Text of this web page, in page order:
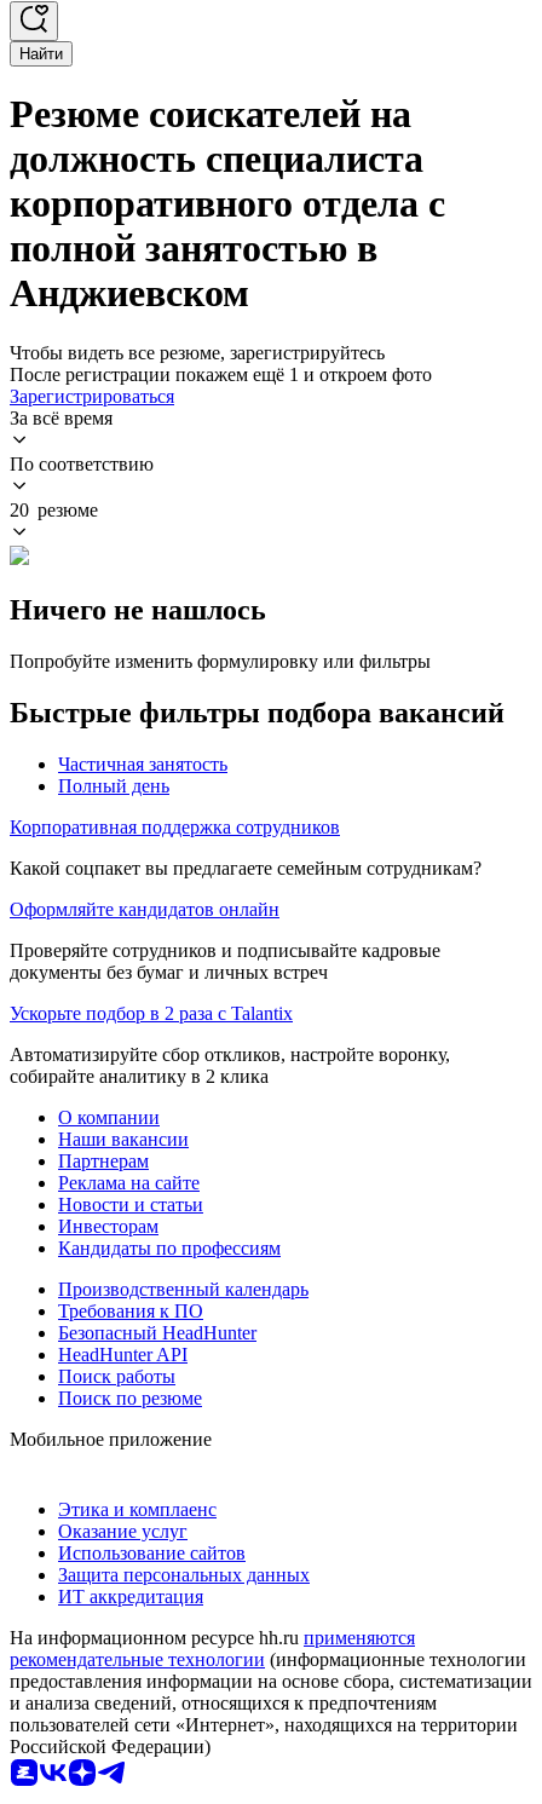
Найти
Резюме соискателей на
должность специалиста
корпоративного отдела с
полной занятостью в
Анджиевском
Чтобы видеть все резюме, зарегистрируйтесь
После регистрации покажем ещё 1 и откроем фото
Зарегистрироваться
За всё время
По соответствию
20 резюме
Ничего не нашлось
Попробуйте изменить формулировку или фильтры
Быстрые фильтры подбора вакансий
Частичная занятость
Полный день
Корпоративная поддержка сотрудников
Какой соцпакет вы предлагаете семейным сотрудникам?
Оформляйте кандидатов онлайн
Проверяйте сотрудников и подписывайте кадровые
документы без бумаг и личных встреч
Ускорьте подбор в 2 раза с Talantix
Автоматизируйте сбор откликов, настройте воронку,
собирайте аналитику в 2 клика
О компании
Наши вакансии
Партнерам
Реклама на сайте
Новости и статьи
Инвесторам
Кандидаты по профессиям
Производственный календарь
Требования к ПО
Безопасный HeadHunter
HeadHunter API
Поиск работы
Поиск по резюме
Мобильное приложение
Этика и комплаенс
Оказание услуг
Использование сайтов
Защита персональных данных
ИТ аккредитация
На информационном ресурсе hh.ru применяются
рекомендательные технологии (информационные технологии
предоставления информации на основе сбора, систематизации
и анализа сведений, относящихся к предпочтениям
пользователей сети «Интернет», находящихся на территории
Российской Федерации)